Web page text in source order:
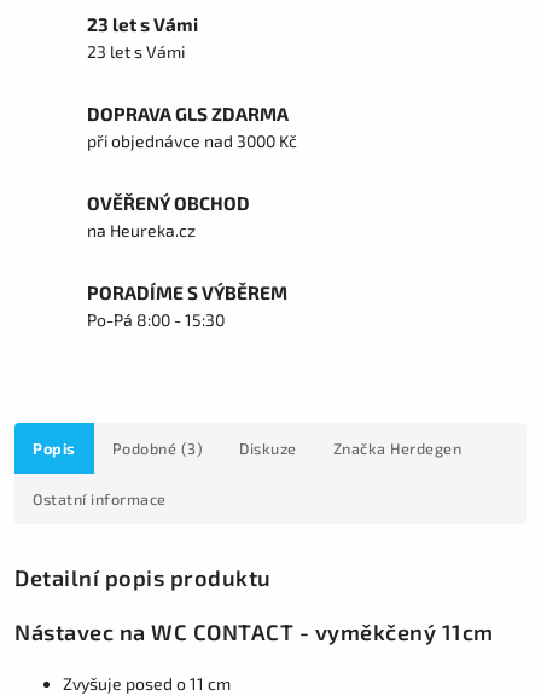
23 let s Vámi
23 let s Vámi
DOPRAVA GLS ZDARMA
při objednávce nad 3000 Kč
OVĚŘENÝ OBCHOD
na Heureka.cz
PORADÍME S VÝBĚREM
Po-Pá 8:00 - 15:30
Popis Podobné (3) Diskuze Značka Herdegen
Ostatní informace
Detailní popis produktu
Nástavec na WC CONTACT - vyměkčený 11cm
Zvyšuje posed o 11 cm